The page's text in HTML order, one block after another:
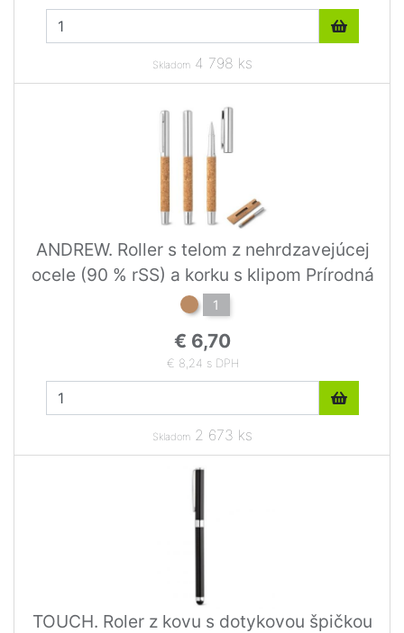
Skladom 4 798 ks
ANDREW. Roller s telom z nehrdzavejúcej
ocele (90 % rSS) a korku s klipom Prírodná
1
€ 6,70
€ 8,24 s DPH
Skladom 2 673 ks
TOUCH. Roler z kovu s dotykovou špičkou